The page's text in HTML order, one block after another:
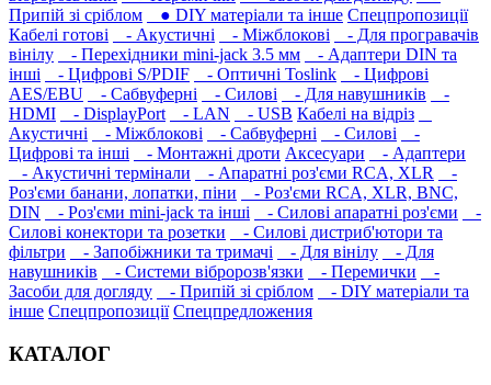
Припій зі сріблом
● DIY матеріали та інше Спецпропозиції
Кабелі готові
- Акустичні - Міжблокові
- Для програвачів
вінілу
- Перехідники mini-jack 3.5 мм
- Адаптери DIN та
інші
- Цифрові S/PDIF - Оптичні Toslink
- Цифрові
AES/EBU
- Сабвуферні - Силові - Для навушників‎
-
HDMI
- DisplayPort - LAN - USB Кабелі на відріз
Акустичні
- Міжблокові - Сабвуферні - Силові
-
Цифрові та інші
- Монтажні дроти Аксесуари
- Адаптери
- Акустичні термінали
- Апаратні роз'єми RCA, XLR
-
Роз'єми банани, лопатки, піни
- Роз'єми RCA, XLR, BNC,
DIN
- Роз'єми mini-jack та інші - Силові апаратні роз'єми
-
Силові конектори та розетки
- Силові дистриб'ютори та
фільтри
- Запобіжники та тримачі - Для вінілу
- Для
навушників‎
- Системи вібророзв'язки - Перемички
-
Засоби для догляду
- Припій зі сріблом
- DIY матеріали та
інше Спецпропозиції Спецпредложения
КАТАЛОГ